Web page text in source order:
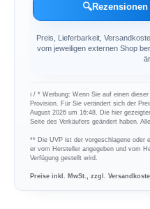
🔍
Preis, Lieferbarkeit,
vom jeweiligen externen Shop
ℹ︎ / * Werbung: Wenn Sie auf einen
Provision. Für Sie verändert sich der
August 2026 um 16:48. Die hier
Seite des Verkäufers geändert haben.
** Die UVP ist der vorgeschlagene oder
er vom Hersteller angegeben und vom
Verfügung gestellt wird.
Preise inkl. MwSt., zzgl.